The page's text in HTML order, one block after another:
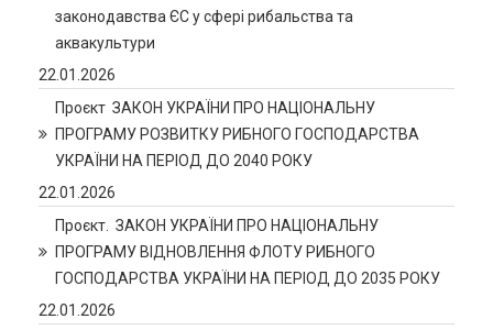
законодавства ЄС у сфері рибальства та
аквакультури
22.01.2026
Проєкт ЗАКОН УКРАЇНИ ПРО НАЦІОНАЛЬНУ
ПРОГРАМУ РОЗВИТКУ РИБНОГО ГОСПОДАРСТВА
УКРАЇНИ НА ПЕРІОД ДО 2040 РОКУ
22.01.2026
Проєкт. ЗАКОН УКРАЇНИ ПРО НАЦІОНАЛЬНУ
ПРОГРАМУ ВІДНОВЛЕННЯ ФЛОТУ РИБНОГО
ГОСПОДАРСТВА УКРАЇНИ НА ПЕРІОД ДО 2035 РОКУ
22.01.2026